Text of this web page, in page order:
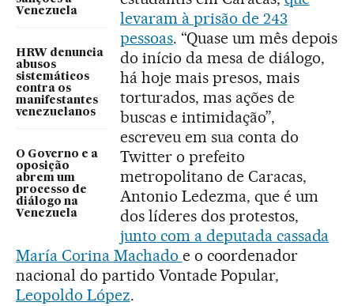
Venezuela
HRW denuncia
abusos
sistemáticos
contra os
manifestantes
venezuelanos
O Governo e a
oposição
abrem um
processo de
diálogo na
Venezuela
levaram à prisão de 243
pessoas. “Quase um mês depois
do início da mesa de diálogo,
há hoje mais presos, mais
torturados, mas ações de
buscas e intimidação”,
escreveu em sua conta do
Twitter o prefeito
metropolitano de Caracas,
Antonio Ledezma, que é um
dos líderes dos protestos,
junto com a deputada cassada
María Corina Machado e o coordenador
nacional do partido Vontade Popular,
Leopoldo López.